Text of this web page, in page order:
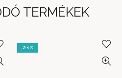
TERMÉKEK
-21%